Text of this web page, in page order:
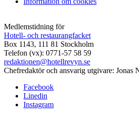
Medlemstidning för
Hotell- och restaurangfacket
Box 1143, 111 81 Stockholm
Telefon (vx): 0771-57 58 59
redaktionen@hotellrevyn.se
Chefredaktör och ansvarig utgivare: Jonas
Facebook
Linedin
Instagram